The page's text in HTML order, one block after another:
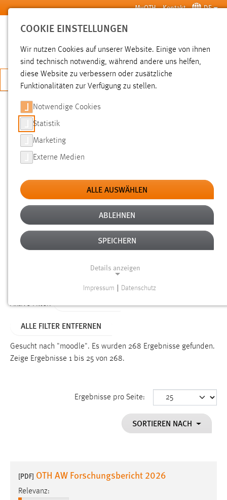
Zum Hauptinhalt springen MyOTH Kontakt DE
SUCHE
JETZT BEWERBEN
SUCHE
FILTER
Typ
Erstellungsdatum
Alter
Aktive Filter:
ALLE FILTER ENTFERNEN
Gesucht nach "moodle". Es wurden 268 Ergebnisse gefunden.
Zeige Ergebnisse 1 bis 25 von 268.
Ergebnisse pro Seite:
SORTIEREN NACH
[PDF] OTH AW Forschungsbericht 2026
Relevanz:
COOKIE EINSTELLUNGEN
Wir nutzen Cookies auf unserer Website. Einige von ihnen
sind technisch notwendig, während andere uns helfen,
diese Website zu verbessern oder zusätzliche
Funktionalitäten zur Verfügung zu stellen.
Notwendige Cookies
Statistik
Marketing
Externe Medien
ALLE AUSWÄHLEN
ABLEHNEN
SPEICHERN
Details anzeigen
Funktionen und sind für die einwandfreie Funktion der
Einverständnis
cookie_consent
Dieser Cookie speichert die ausgewählten Einverständnis-
Performance
Impressum Datenschutz